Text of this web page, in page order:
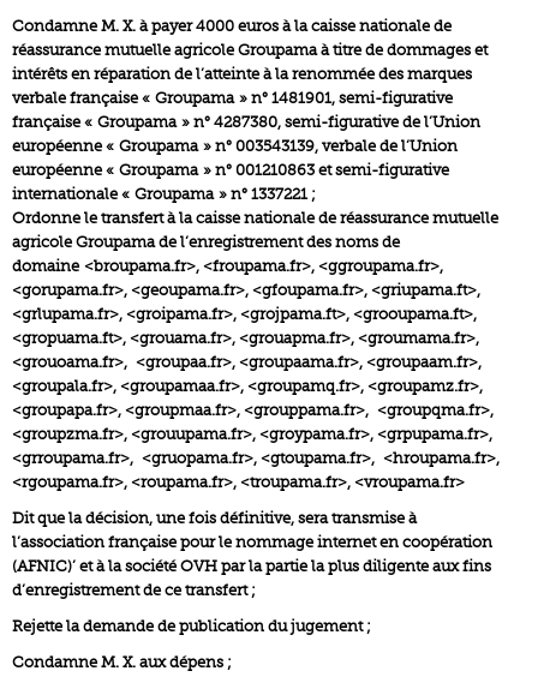
Condamne M. X. à payer 4000 euros à la caisse nationale de
réassurance mutuelle agricole Groupama à titre de dommages et
intérêts en réparation de l’atteinte à la renommée des marques
verbale française « Groupama » n° 1481901, semi-figurative
française « Groupama » n° 4287380, semi-figurative de l’Union
européenne « Groupama » n° 003543139, verbale de l’Union
européenne « Groupama » n° 001210863 et semi-figurative
internationale « Groupama » n° 1337221 ;
Ordonne le transfert à la caisse nationale de réassurance mutuelle
agricole Groupama de l’enregistrement des noms de
domaine <broupama.fr>, <froupama.fr>, <ggroupama.fr>,
<gorupama.fr>, <geoupama.fr>, <gfoupama.fr>, <griupama.ft>,
<grlupama.fr>, <groipama.fr>, <grojpama.ft>, <grooupama.ft>,
<gropuama.ft>, <grouama.fr>, <grouapma.fr>, <groumama.fr>,
<grouoama.fr>, <groupaa.fr>, <groupaama.fr>, <groupaam.fr>,
<groupala.fr>, <groupamaa.fr>, <groupamq.fr>, <groupamz.fr>,
<groupapa.fr>, <groupmaa.fr>, <grouppama.fr>, <groupqma.fr>,
<groupzma.fr>, <grouupama.fr>, <groypama.fr>, <grpupama.fr>,
<grroupama.fr>, <gruopama.fr>, <gtoupama.fr>, <hroupama.fr>,
<rgoupama.fr>, <roupama.fr>, <troupama.fr>, <vroupama.fr>
Dit que la décision, une fois définitive, sera transmise à
l’association française pour le nommage internet en coopération
(AFNIC)’ et à la société OVH par la partie la plus diligente aux fins
d’enregistrement de ce transfert ;
Rejette la demande de publication du jugement ;
Condamne M. X. aux dépens ;